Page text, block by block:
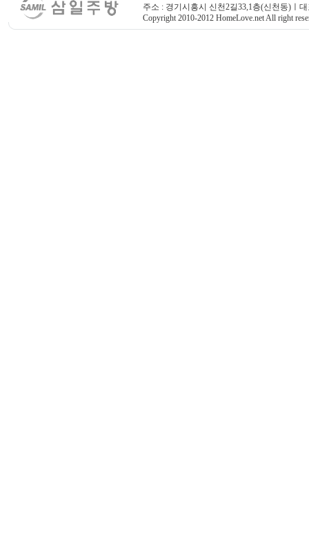
주소 : 경기시흥시 신천2길33,1층(신천동)ㅣ대
Copyright 2010-2012 HomeLove.net All right